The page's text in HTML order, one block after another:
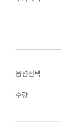
옵션선택
수량